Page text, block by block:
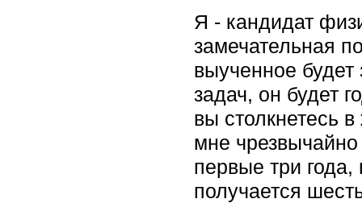
Я - кандидат
замечательная
выученное
задач, он будет
вы столкнетесь
мне
первые три
получается